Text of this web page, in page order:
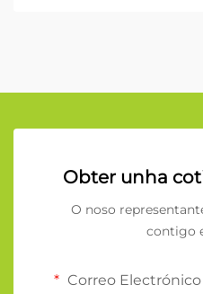
Obter unha
O noso
contigo
Correo Electrónico